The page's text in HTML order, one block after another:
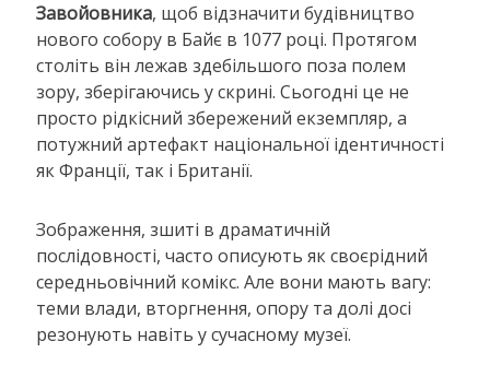
Завойовника, щоб відзначити будівництво
нового собору в Байє в 1077 році. Протягом
століть він лежав здебільшого поза полем
зору, зберігаючись у скрині. Сьогодні це не
просто рідкісний збережений екземпляр, а
потужний артефакт національної ідентичності
як Франції, так і Британії.
Зображення, зшиті в драматичній
послідовності, часто описують як своєрідний
середньовічний комікс. Але вони мають вагу:
теми влади, вторгнення, опору та долі досі
резонують навіть у сучасному музеї.